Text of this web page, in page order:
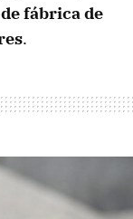
fábrica de
.